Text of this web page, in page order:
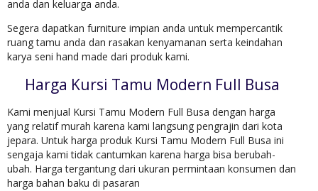
anda dan keluarga anda.
Segera dapatkan furniture impian anda untuk mempercantik
ruang tamu anda dan rasakan kenyamanan serta keindahan
karya seni hand made dari produk kami.
Harga Kursi Tamu Modern Full Busa
Kami menjual Kursi Tamu Modern Full Busa dengan harga
yang relatif murah karena kami langsung pengrajin dari kota
jepara. Untuk harga produk Kursi Tamu Modern Full Busa ini
sengaja kami tidak cantumkan karena harga bisa berubah-
ubah. Harga tergantung dari ukuran permintaan konsumen dan
harga bahan baku di pasaran